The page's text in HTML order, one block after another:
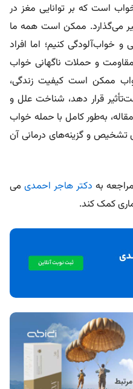
خواب است که بر توانایی مغز در
می‌گذارد. ممکن است همه ما
کنیم؛ اما افراد
و حملات ناگهانی خواب
ممکن است کیفیت زندگی،
قرار دهد، شناخت علل و
به‌طور کامل با حمله خواب
تشخیص و گزینه‌های درمانی آن
به دکتر هاجر احمدی می‌
کمک کند.